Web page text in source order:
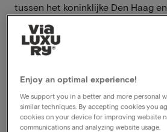
tussen het koninklijke Den Haag
Delft, en een oase van rust in de
restaurant Savarin heeft een
gastronomisch restaurant
met internationale invloeden. Op 1
het hotel en de Cityspa haar
traditie van gastvrijheid
gaat hier hand in hand met
Enjoy an optimal experience!
We support you in a better and more personal
similar techniques. By accepting cookies you
cookies on your device for improving website
communications and analyzing website usage.